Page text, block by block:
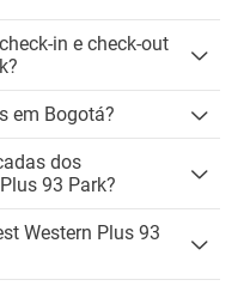
in e check-out
em Bogotá?
dos
93 Park?
Western Plus 93